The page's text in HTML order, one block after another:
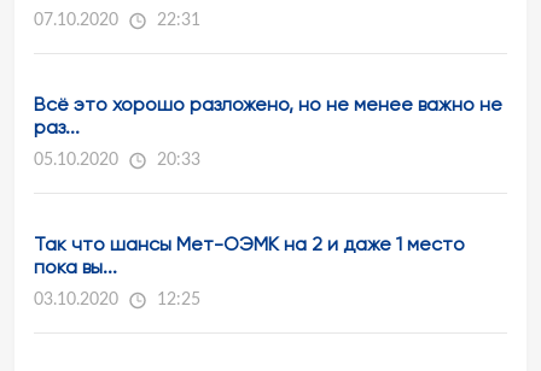
07.10.2020 22:31
Всё это хорошо разложено, но не менее важно не
раз...
05.10.2020 20:33
Так что шансы Мет-ОЭМК на 2 и даже 1 место
пока вы...
03.10.2020 12:25